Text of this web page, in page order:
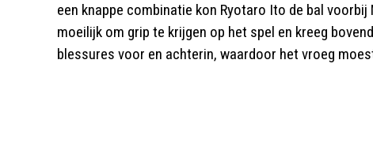
een knappe combinatie kon Ryotaro Ito de bal
moeilijk om grip te krijgen op het spel en kreeg
blessures voor en achterin, waardoor het vroeg